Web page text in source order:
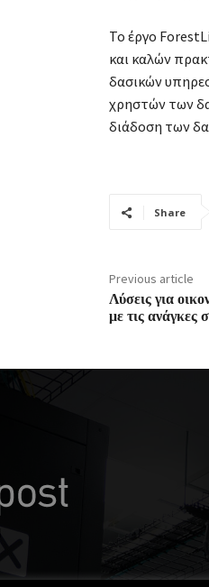
Το έργο
και καλών
δασικών
χρηστών των
διάδοση των
Share
Previous article
Λύσεις για
με τις ανάγκες